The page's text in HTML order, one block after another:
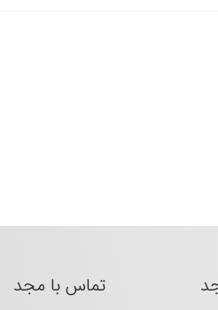
تماس با مجد